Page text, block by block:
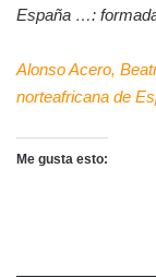
España …:
Alonso Acero,
norteafricana de
Me gusta esto: